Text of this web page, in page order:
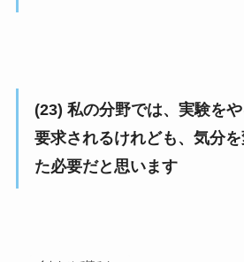
(23) 私の分野では、実験を
要求されるけれども、気分
た必要だと思います